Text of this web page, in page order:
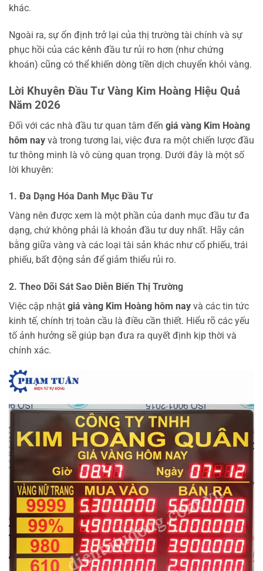
khác.
Ngoài ra, sự ổn định trở lại của thị trường tài chính và sự
phục hồi của các kênh đầu tư rủi ro hơn (như chứng
khoán) cũng có thể khiến dòng tiền dịch chuyển khỏi vàng.
Lời Khuyên Đầu Tư Vàng Kim Hoàng Hiệu Quả
Năm 2026
Đối với các nhà đầu tư quan tâm đến giá vàng Kim Hoàng
hôm nay và trong tương lai, việc đưa ra một chiến lược đầu
tư thông minh là vô cùng quan trọng. Dưới đây là một số
lời khuyên:
1. Đa Dạng Hóa Danh Mục Đầu Tư
Vàng nên được xem là một phần của danh mục đầu tư đa
dạng, chứ không phải là khoản đầu tư duy nhất. Hãy cân
bằng giữa vàng và các loại tài sản khác như cổ phiếu, trái
phiếu, bất động sản để giảm thiểu rủi ro.
2. Theo Dõi Sát Sao Diễn Biến Thị Trường
Việc cập nhật giá vàng Kim Hoàng hôm nay và các tin tức
kinh tế, chính trị toàn cầu là điều cần thiết. Hiểu rõ các yếu
tố ảnh hưởng sẽ giúp bạn đưa ra quyết định kịp thời và
chính xác.